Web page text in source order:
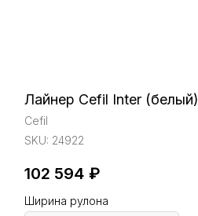
Лайнер Cefil Inter (белый)
Cefil
SKU: 24922
102 594 ₽
Ширина рулона